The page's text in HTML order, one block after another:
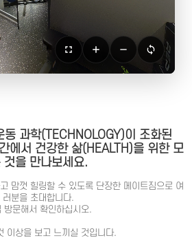
동 과학(TECHNOLOGY)이 조화된
에서 건강한 삶(HEALTH)을 위한 모
것을 만나보세요.
맘껏 힐링할 수 있도록 단장한 메이트짐으로 여
러분을 초대합니다.
방문해서 확인하십시오.
이상을 보고 느끼실 것입니다.